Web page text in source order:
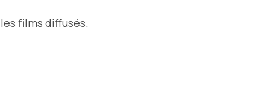
films diffusés.